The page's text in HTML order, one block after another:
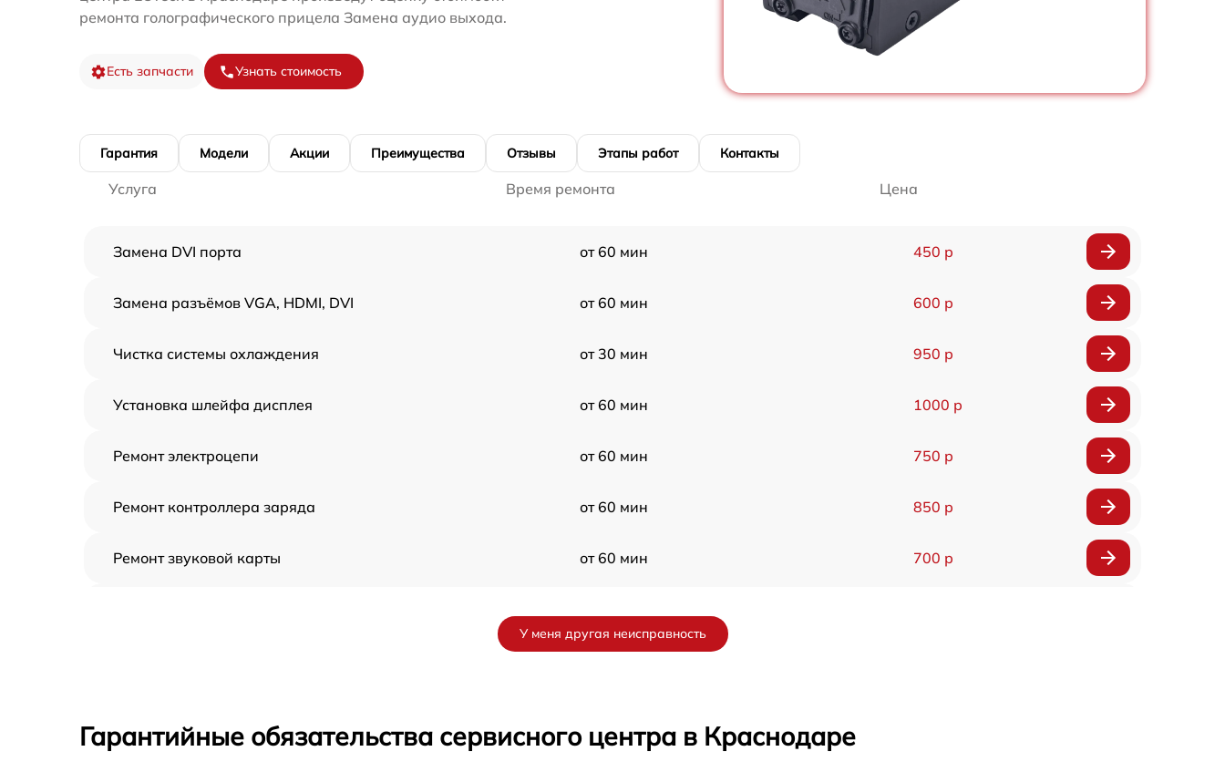
ремонта голографического прицела Замена аудио выхода.
Есть запчасти Узнать стоимость
Гарантия Модели Акции Преимущества Отзывы Этапы работ Контакты
Услуга Время ремонта Цена
Замена DVI порта от 60 мин 450 р
Замена разъёмов VGA, HDMI, DVI от 60 мин 600 р
Чистка системы охлаждения от 30 мин 950 р
Установка шлейфа дисплея от 60 мин 1000 р
Ремонт электроцепи от 60 мин 750 р
Ремонт контроллера заряда от 60 мин 850 р
Ремонт звуковой карты от 60 мин 700 р
У меня другая неисправность
Гарантийные обязательства сервисного центра в Краснодаре